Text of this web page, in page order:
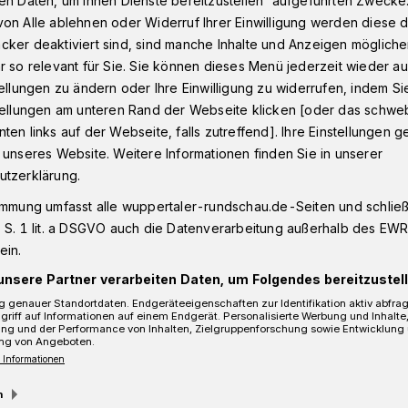
auf der L 418
auf der L 418
steht auf der L 418 zwischen
Technologiepark in
9 und 15 Uhr je nur eine Fahrspur
Alle ablehnen oder Widerruf Ihrer Einwilligung werden diese
deaktiviert sind, sind manche Inhalte und Anzeigen
so relevant für Sie. Sie können dieses Menü jederzeit wieder
zu ändern oder Ihre Einwilligung zu widerrufen, indem
am unteren Rand der Webseite klicken [oder das
links auf der Webseite, falls zutreffend]. Ihre Einstellungen
Website. Weitere Informationen finden Sie in unserer
umfasst alle wuppertaler-rundschau.de-Seiten und
1 lit. a DSGVO auch die Datenverarbeitung außerhalb des
Partner verarbeiten Daten, um Folgendes
genauer Standortdaten. Endgeräteeigenschaften zur Identifikation aktiv
auf Informationen auf einem Endgerät. Personalisierte Werbung und
und der Performance von Inhalten, Zielgruppenforschung sowie Entwicklung
von Angeboten.